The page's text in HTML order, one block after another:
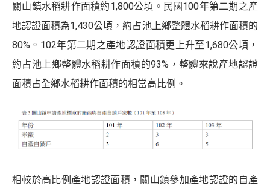
關山鎮水稻耕作面積約1,800公頃。民國100年第二期之產
地認證面積為1,430公頃，約占池上鄉整體水稻耕作面積的
80%。102年第二期之產地認證面積更上升至1,680公頃，
約占池上鄉整體水稻耕作面積的93%，整體來說產地認證
面積占全鄉水稻耕作面積的相當高比例。
相較於高比例產地認證面積，關山鎮參加產地認證的自產